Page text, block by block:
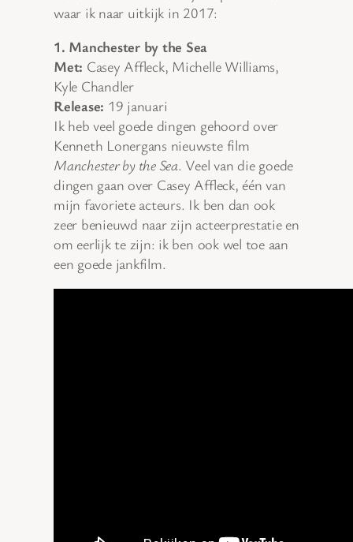
waar ik naar uitkijk in 2017:
1. Manchester by the Sea
Met: Casey Affleck, Michelle Williams,
Kyle Chandler
Release: 19 januari
Ik heb veel goede dingen gehoord over
Kenneth Lonergans nieuwste film
Manchester by the Sea. Veel van die goede
dingen gaan over Casey Affleck, één van
mijn favoriete acteurs. Ik ben dan ook
zeer benieuwd naar zijn acteerprestatie en
om eerlijk te zijn: ik ben ook wel toe aan
een goede jankfilm.